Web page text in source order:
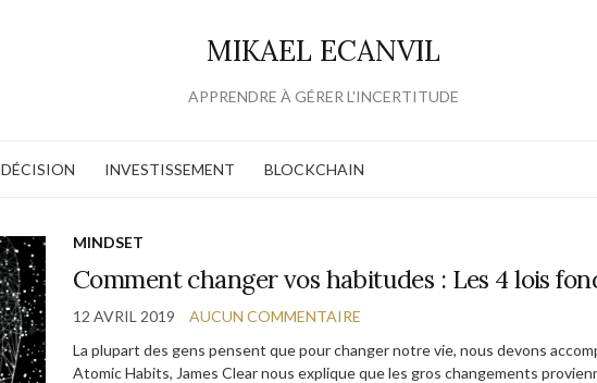
MIKAEL ECANVIL
APPRENDRE À GÉRER L'INCERTITUDE
DÉCISION INVESTISSEMENT BLOCKCHAIN
MINDSET
Comment changer vos habitudes : Les 4 lois
12 AVRIL 2019
AUCUN COMMENTAIRE
La plupart des gens pensent que pour changer notre vie, nous devons
Atomic Habits, James Clear nous explique que les gros changements